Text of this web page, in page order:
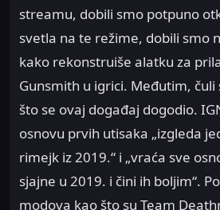
streamu, dobili smo potpuno
svetla na te režime, dobili smo
kako rekonstruiše alatku za
Gunsmith u igrici. Međutim,
što se ovaj događaj dogodio.
osnovu prvih utisaka „izgleda
rimejk iz 2019.“ i „vraća sve
sjajne u 2019. i čini ih boljim“.
modova kao što su Team